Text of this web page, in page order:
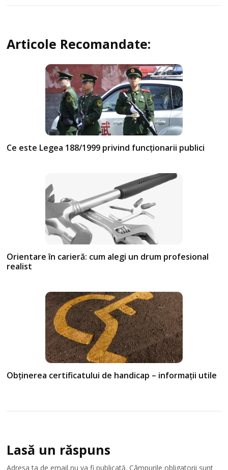
Articole Recomandate:
Ce este Legea 188/1999 privind funcționarii publici
Orientare în carieră: cum alegi un drum profesional
realist
Obținerea certificatului de handicap – informații utile
Lasă un răspuns
Adresa ta de email nu va fi publicată. Câmpurile obligatorii sunt